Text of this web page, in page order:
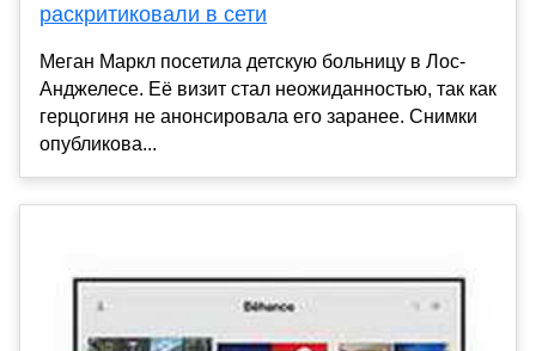
раскритиковали в сети
Меган Маркл посетила детскую больницу в Лос-
Анджелесе. Её визит стал неожиданностью, так как
герцогиня не анонсировала его заранее. Снимки
опубликова...